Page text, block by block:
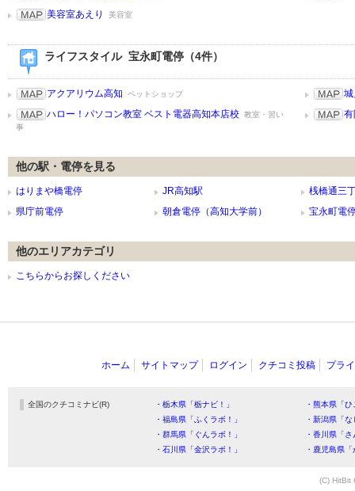
美容室あえり
美容室
ライフスタイル 宝永町電停（4件）
アクアリウム高知 ペットショップ
ハロー！パソコン教室 ベスト電器高知本店校 教室・習い
事
他の駅・電停を見る
はりまや橋電停 JR高知駅
桟橋通三
県庁前電停
朝倉電停（高知大学前） 宝永町電
他のエリアカテゴリ
こちらからお探しください
ホーム サイトマップ ログイン クチコミ投稿 プラ
全国のクチコミナビ(R) ・栃木県「栃ナビ！」
・熊本県「
・福島県「ふくラボ！」
・新潟県「
・群馬県「ぐんラボ！」
・香川県「
・石川県「金沢ラボ！」
・鹿児島県
(C) HitBit